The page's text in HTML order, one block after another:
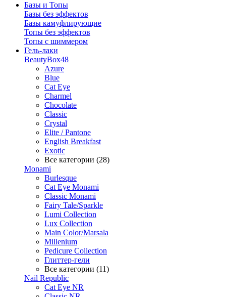
Базы и Топы
Базы без эффектов
Базы камуфлирующие
Топы без эффектов
Топы с шиммером
Гель-лаки
BeautyBox48
Azure
Blue
Cat Eye
Charmel
Chocolate
Classic
Crystal
Elite / Pantone
English Breakfast
Exotic
Все категории (28)
Monami
Burlesque
Cat Eye Monami
Classic Monami
Fairy Tale/Sparkle
Lumi Collection
Lux Collection
Main Color/Marsala
Millenium
Pedicure Collection
Глиттер-гели
Все категории (11)
Nail Republic
Cat Eye NR